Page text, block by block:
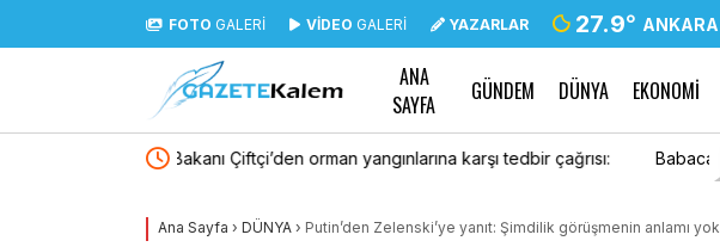
FOTO GALERİ VİDEO GALERİ YAZARLAR 27.9° ANKARA
ANA
SAYFA
GÜNDEM DÜNYA EKONOMİ
Babacan’dan Ali Yalçın’a taziye ziyareti
Ana Sayfa › DÜNYA › Putin’den Zelenski’ye yanıt: Şimdilik görüşmenin anlamı yok